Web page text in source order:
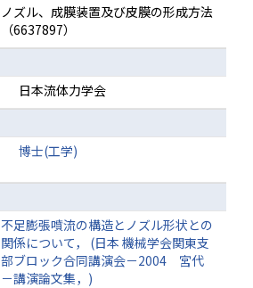
ノズル、成膜装置及び皮膜の形成方法
（6637897）
日本流体力学会
博士(工学)
不足膨張噴流の構造とノズル形状との
関係について， (日本 機械学会関東支
部ブロック合同講演会－2004 宮代
－講演論文集，)